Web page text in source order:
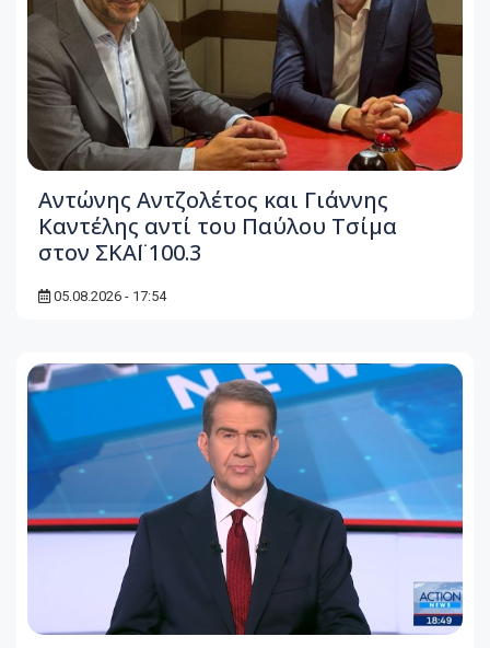
Αντώνης Αντζολέτος και Γιάννης
Καντέλης αντί του Παύλου Τσίμα
στον ΣΚΑΪ 100.3
05.08.2026 - 17:54